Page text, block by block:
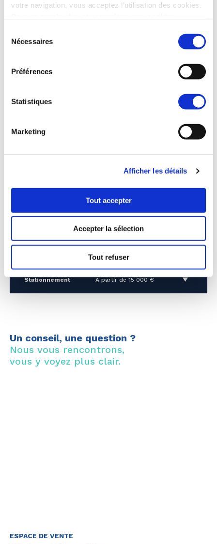
votre navigation, vous acceptez l’utilisation des cookies.
Nécessaires
Préférences
Statistiques
Marketing
Afficher les détails
Tout accepter
Accepter la sélection
Tout refuser
découvrez le dès maintenant !
À partir de 280 000 €
À partir de 450 000 €
Stationnement À partir de 15 000 €
Un conseil, une question ?
Nous vous rencontrons,
vous y voyez plus clair.
ESPACE DE VENTE